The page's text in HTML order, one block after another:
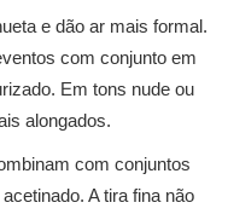
e dão ar mais formal.
com conjunto em
Em tons nude ou
alongados.
com conjuntos
A tira fina não